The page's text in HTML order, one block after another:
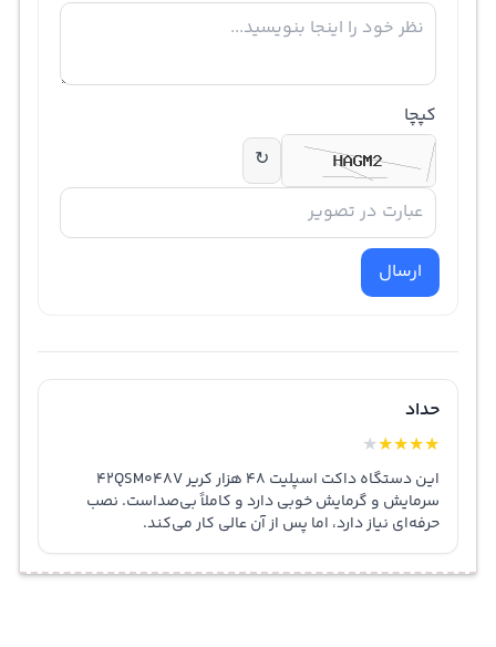
کپچا
↻
ارسال
حداد
★
★
★
★
★
این دستگاه داکت اسپلیت 48 هزار کریر 42QSM048V
سرمایش و گرمایش خوبی دارد و کاملاً بی‌صداست. نصب
حرفه‌ای نیاز دارد، اما پس از آن عالی کار می‌کند.